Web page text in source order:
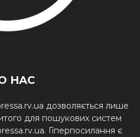
НАС
дозволяється лише
для пошукових систем
Гіперпосилання є